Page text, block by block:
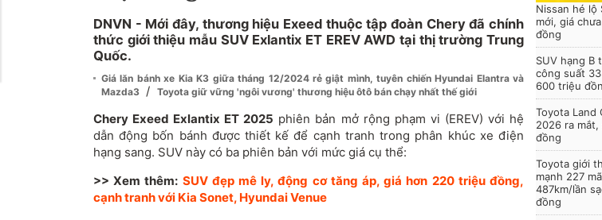
DNVN - Mới đây, thương hiệu Exeed thuộc tập đoàn Chery đã chính
thức giới thiệu mẫu SUV Exlantix ET EREV AWD tại thị trường Trung
Quốc.
Giá lăn bánh xe Kia K3 giữa tháng 12/2024 rẻ giật mình, tuyên chiến Hyundai Elantra và
Mazda3 / Toyota giữ vững 'ngôi vương' thương hiệu ôtô bán chạy nhất thế giới
Chery Exeed Exlantix ET 2025 phiên bản mở rộng phạm vi (EREV) với hệ
dẫn động bốn bánh được thiết kế để cạnh tranh trong phân khúc xe điện
hạng sang. SUV này có ba phiên bản với mức giá cụ thể:
>> Xem thêm: SUV đẹp mê ly, động cơ tăng áp, giá hơn 220 triệu đồng,
cạnh tranh với Kia Sonet, Hyundai Venue
Nissan hé lộ
mới, giá
đồng
SUV hạng B
công suất
600 triệu
Toyota Land
2026 ra
đồng
Toyota giới
mạnh 227
487km/lần
đồng